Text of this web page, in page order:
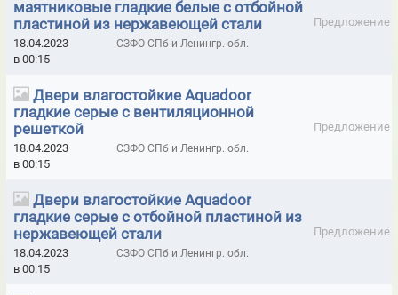
ПЕРЧАТКИ MANIPULA ДЛЯ ЗАЩИТЫ ОТ ТОКСИЧНЫХ ВЕЩЕСТВ,
КИСЛОТ И ЩЕЛОЧЕЙ
ПЕРЧАТКИ THINSULATE (ТИНСУЛЕЙТ) 3М С УТЕПЛИТЕЛЕМ
ПЕРЧАТКИ БИС
ПЕРЧАТКИ ДИГГЕР
ПЕРЧАТКИ И НАРУКАВНИКИ КЕВЛАРОВЫЕ
ПЕРЧАТКИ КОЛЬЧУЖНЫЕ
ПЕРЧАТКИ НЕЙЛОНОВЫЕ
ПЕРЧАТКИ ХЛОПЧАТОБУМАЖНЫЕ С ПВХ
ПИСТОЛЕТЫ ДЛЯ МОНТАЖНОЙ ПЕНЫ И ГЕРМЕТИКА
маятниковые гладкие белые с отбойной
пластиной из нержавеющей стали
Предложение
18.04.2023
в 00:15
СЗФО СПб и Ленингр. обл.
Двери влагостойкие Aquadoor
гладкие серые с вентиляционной
решеткой
Предложение
18.04.2023
в 00:15
СЗФО СПб и Ленингр. обл.
Двери влагостойкие Aquadoor
гладкие серые с отбойной пластиной из
нержавеющей стали
Предложение
18.04.2023
в 00:15
СЗФО СПб и Ленингр. обл.